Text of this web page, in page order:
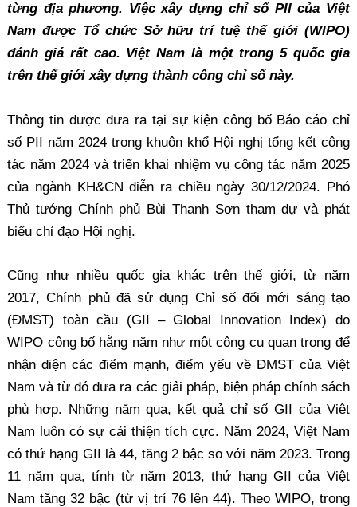
từng địa phương. Việc xây dựng chỉ số PII của Việt
Nam được Tổ chức Sở hữu trí tuệ thế giới (WIPO)
đánh giá rất cao. Việt Nam là một trong 5 quốc gia
trên thế giới xây dựng thành công chỉ số này.
Thông tin được đưa ra tại sự kiện công bố Báo cáo chỉ
số PII năm 2024 trong khuôn khổ Hội nghị tổng kết công
tác năm 2024 và triển khai nhiệm vụ công tác năm 2025
của ngành KH&CN diễn ra chiều ngày 30/12/2024. Phó
Thủ tướng Chính phủ Bùi Thanh Sơn tham dự và phát
biểu chỉ đạo Hội nghị.
Cũng như nhiều quốc gia khác trên thế giới, từ năm
2017, Chính phủ đã sử dụng Chỉ số đổi mới sáng tạo
(ĐMST) toàn cầu (GII – Global Innovation Index) do
WIPO công bố hằng năm như một công cụ quan trọng để
nhận diện các điểm mạnh, điểm yếu về ĐMST của Việt
Nam và từ đó đưa ra các giải pháp, biện pháp chính sách
phù hợp. Những năm qua, kết quả chỉ số GII của Việt
Nam luôn có sự cải thiện tích cực. Năm 2024, Việt Nam
có thứ hạng GII là 44, tăng 2 bậc so với năm 2023. Trong
11 năm qua, tính từ năm 2013, thứ hạng GII của Việt
Nam tăng 32 bậc (từ vị trí 76 lên 44). Theo WIPO, trong